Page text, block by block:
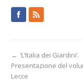
← ‘L’Italia dei Giardini’.
Presentazione del
Lecce